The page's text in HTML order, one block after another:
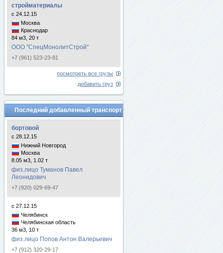
стройматериалы
с 24.12.15
Москва
Краснодар
84 м3, 20 т
ООО "СпецМонолитСтрой"
+7 (961) 523-23-81
посмотреть все грузы
добавить груз
Последний добавленный транспорт
бортовой
с 28.12.15
Нижний Новгород
Москва
8.05 м3, 1.02 т
физ.лицо Туманов Павел
Леонидович
+7 (920) 029-69-47
с 27.12.15
Челябинск
Челябинская область
36 м3, 10 т
физ.лицо Попов Антон Валерьевич
+7 (912) 320-29-17